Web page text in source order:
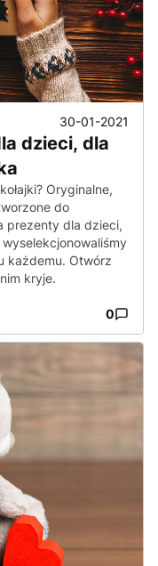
30-01-2021
dzieci, dla
Oryginalne,
do
prezenty dla dzieci,
każdemu. Otwórz
kryje.
0